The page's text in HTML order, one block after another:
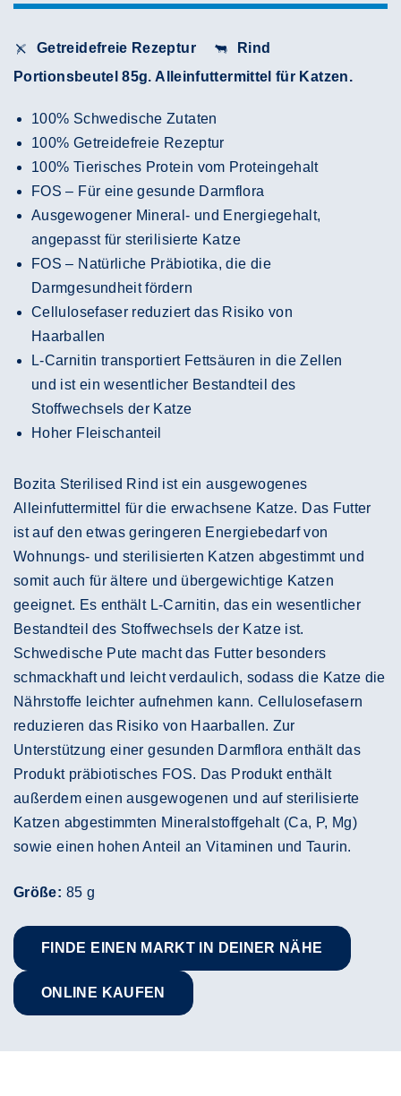
Getreidefreie Rezeptur
Rind
Portionsbeutel 85g. Alleinfuttermittel für Katzen.
100% Schwedische Zutaten
100% Getreidefreie Rezeptur
100% Tierisches Protein vom Proteingehalt
FOS – Für eine gesunde Darmflora
Ausgewogener Mineral- und Energiegehalt,
angepasst für sterilisierte Katze
FOS – Natürliche Präbiotika, die die
Darmgesundheit fördern
Cellulosefaser reduziert das Risiko von
Haarballen
L-Carnitin transportiert Fettsäuren in die Zellen
und ist ein wesentlicher Bestandteil des
Stoffwechsels der Katze
Hoher Fleischanteil
Bozita Sterilised Rind ist ein ausgewogenes
Alleinfuttermittel für die erwachsene Katze. Das Futter
ist auf den etwas geringeren Energiebedarf von
Wohnungs- und sterilisierten Katzen abgestimmt und
somit auch für ältere und übergewichtige Katzen
geeignet. Es enthält L-Carnitin, das ein wesentlicher
Bestandteil des Stoffwechsels der Katze ist.
Schwedische Pute macht das Futter besonders
schmackhaft und leicht verdaulich, sodass die Katze die
Nährstoffe leichter aufnehmen kann. Cellulosefasern
reduzieren das Risiko von Haarballen. Zur
Unterstützung einer gesunden Darmflora enthält das
Produkt präbiotisches FOS. Das Produkt enthält
außerdem einen ausgewogenen und auf sterilisierte
Katzen abgestimmten Mineralstoffgehalt (Ca, P, Mg)
sowie einen hohen Anteil an Vitaminen und Taurin.
Größe: 85 g
FINDE EINEN MARKT IN DEINER NÄHE
ONLINE KAUFEN